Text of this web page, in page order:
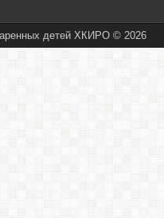
детей ХКИРО © 2026